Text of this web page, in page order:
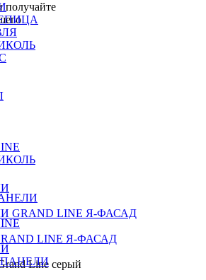
получайте
LINE Я-ФАСАД
LINE Я-ФАСАД
Line серый